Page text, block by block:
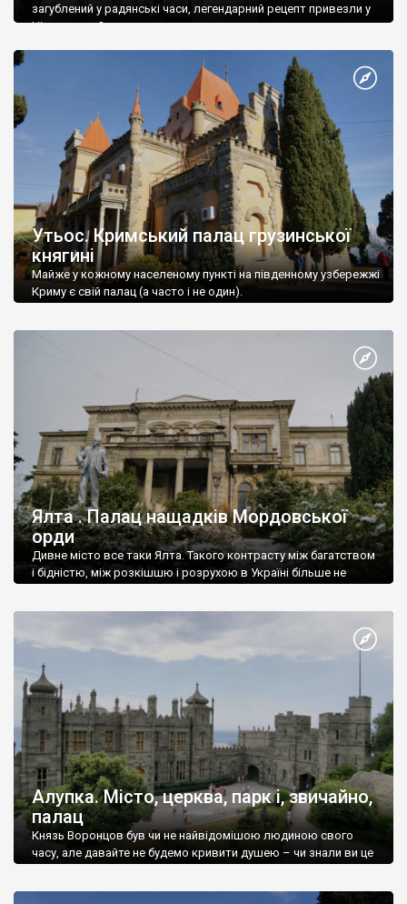
загублений у радянські часи, легендарний рецепт привезли у
Ніжин греки?
Утьос. Кримський палац грузинської
княгині
Майже у кожному населеному пункті на південному узбережжі
Криму є свій палац (а часто і не один).
Ялта . Палац нащадків Мордовської
орди
Дивне місто все таки Ялта. Такого контрасту між багатством
і бідністю, між розкішшю і розрухою в Україні більше не
Алупка. Місто, церква, парк і, звичайно,
палац
Князь Воронцов був чи не найвідомішою людиною свого
часу, але давайте не будемо кривити душею – чи знали ви це